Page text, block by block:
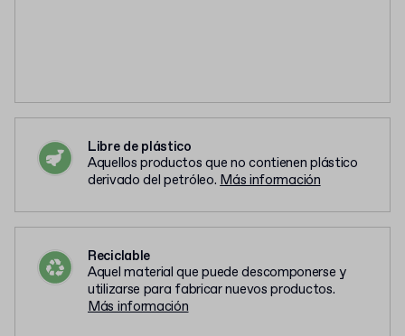
Libre de plástico
Aquellos productos que no contienen plástico
derivado del petróleo.Más información
Reciclable
Aquel material que puede descomponerse y
utilizarse para fabricar nuevos productos.
Más información